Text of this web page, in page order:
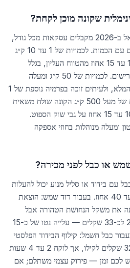
שקונה מוכן לקחת?
רוב הקונים המורשים בישראל ב-2026 מקבלים עסקאות מכל גודל,
אבל המחירים לקילו משתנים עם הכמות. לכמויות של 1 עד 10 ק״ג
המחיר בדרך כלל נמוך ב-10 עד 15 אחוז מהטווח העליון, בגלל
העלות היחסית של שקילה ורישום. לכמויות של 50 ק״ג ומעלה
המחיר קופץ למחיר הספוט המלא, ולעיתים זוכה בפרמיה נוספת של 1
עד 2 שקלים לקילו. לכמויות של מעל 500 ק״ג הקונה שולח משאית
ייעודית ומעניק פרמיה של 10 עד 15 אחוז על גבי שוק הספוט.
עסקאות תעשייתיות של 5 טון ומעלה מנוהלות בחוזי אספקה
או כבל לפני מכירה?
עם בידוד או סליל מנוע יכול להעלות
את המחיר שתקבלו ב-20 עד 40 אחוז. בעבור דוד שמש: הוצאת
את משקל הנחושת הטהורה אבל
מעלה את מחיר הקילו מ-24 לכ-33 שקלים — עלייה נטו של כ-15
כבל חשמל: קילוף הבידוד הפלסטי
מגדיל את המחיר מ-22 ל-32 שקלים לקילו, אך לוקח 2 עד 4 שעות
אם יש לכם זמן — פירוק עצמי משתלם; אם